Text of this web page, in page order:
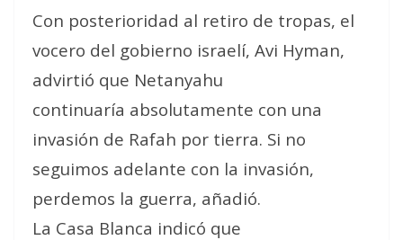
Con posterioridad al retiro de tropas, el
vocero del gobierno israelí, Avi Hyman,
advirtió que Netanyahu
continuaría absolutamente con una
invasión de Rafah por tierra. Si no
seguimos adelante con la invasión,
perdemos la guerra, añadió.
La Casa Blanca indicó que